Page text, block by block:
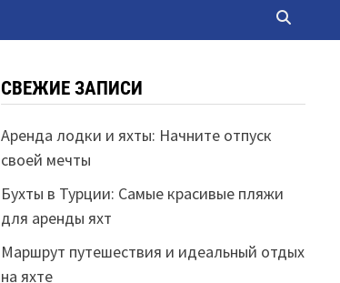
СВЕЖИЕ ЗАПИСИ
Аренда лодки и яхты: Начните отпуск
своей мечты
Бухты в Турции: Самые красивые пляжи
для аренды яхт
Маршрут путешествия и идеальный отдых
на яхте